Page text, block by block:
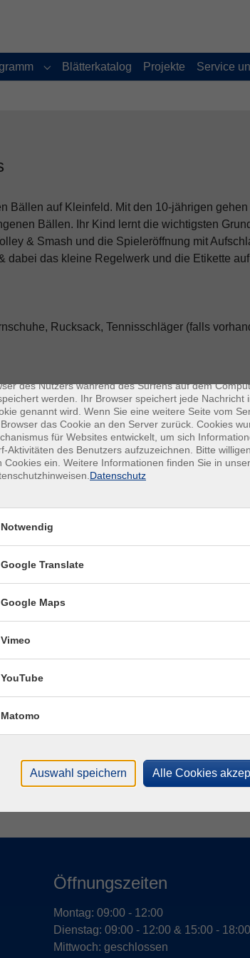
Submenu for "Programm"
Blätterkatalog Projekte Service
Bällen auf Kleinfeld. Mit den 10-jährigen
Bällen. Ihr Kind lernt die wichtigsten
& Smash und die Spieleröffnung mit
dabei das kleine Regelwerk und die Etikette
Rucksack, Tennisschläger (falls
Ort / Raum
Tennisanlage Sperk, Otto-Hahn-Str. 46,
Riemerling
Tennisanlage Sperk, Otto-Hahn-Str. 46,
Tennisanlage Sperk, Otto-Hahn-Str. 46,
Tennisanlage Sperk, Otto-Hahn-Str. 46,
Riemerling
Öffnungszeiten
Montag: 09:00 - 12:00
Dienstag: 09:00 - 12:00 & 15:00 - 18:00
Mittwoch: geschlossen
des Nutzers während des Surfens auf dem
werden. Ihr Browser speichert jede Nachricht
genannt wird. Wenn Sie eine weitere Seite vom
das Cookie an den Server zurück. Cookies
für Websites entwickelt, um sich
Aktivitäten des Benutzers aufzuzeichnen. Bitte
Cookies ein. Weitere Informationen finden Sie in
Datenschutz
Notwendig
Google Translate
Google Maps
Vimeo
YouTube
Matomo
Auswahl speichern Alle Cookies